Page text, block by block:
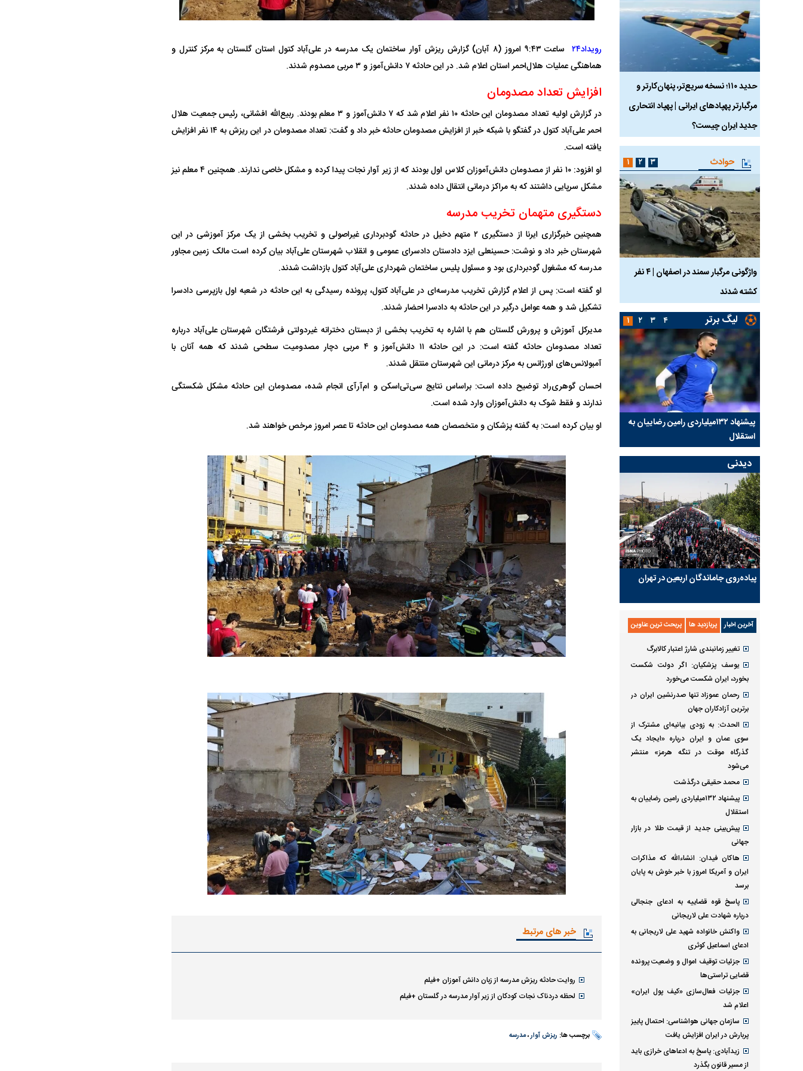
رویداد۲۴
ساعت ۹:۴۳ امروز (۸ آبان) گزارش ریزش آوار ساختمان یک مدرسه در علی‌آباد کتول استان گلستان به مرکز کنترل و
هماهنگی عملیات هلال‌احمر استان اعلام شد. در این حادثه ۷ دانش‌آموز و ۳ مربی مصدوم شدند.
افزایش تعداد مصدومان
در گزارش اولیه تعداد مصدومان این حادثه ۱۰ نفر اعلام شد که ۷ دانش‌آموز و ۳ معلم بودند. ربیع‌الله افشانی، رئیس جمعیت هلال
احمر علی‌آباد کتول در گفتگو با شبکه خبر از افزایش مصدومان حادثه خبر داد و گفت: تعداد مصدومان در این ریزش به ۱۴ نفر افزایش
یافته است.
او افزود: ۱۰ نفر از مصدومان دانش‌آموزان کلاس اول بودند که از زیر آوار نجات پیدا کرده و مشکل خاصی ندارند. همچنین ۴ معلم نیز
مشکل سرپایی داشتند که به مراکز درمانی انتقال داده شدند.
دستگیری متهمان تخریب مدرسه
همچنین خبرگزاری ایرنا از دستگیری ۲ متهم دخیل در حادثه گودبرداری غیراصولی و تخریب بخشی از یک مرکز آموزشی در این
شهرستان خبر داد و نوشت: حسینعلی ایزد دادستان دادسرای عمومی و انقلاب شهرستان علی‌آباد بیان کرده است مالک زمین مجاور
مدرسه که مشغول گودبرداری بود و مسئول پلیس ساختمان شهرداری علی‌آباد کتول بازداشت شدند.
او گفته است: پس از اعلام گزارش تخریب مدرسه‌ای در علی‌آباد کتول، پرونده رسیدگی به این حادثه در شعبه اول بازپرسی دادسرا
تشکیل شد و همه عوامل درگیر در این حادثه به دادسرا احضار شدند.
مدیرکل آموزش و پرورش گلستان هم با اشاره به تخریب بخشی از دبستان دخترانه غیردولتی فرشتگان شهرستان علی‌آباد درباره
تعداد مصدومان حادثه گفته است: در این حادثه ۱۱ دانش‌آموز و ۴ مربی دچار مصدومیت سطحی شدند که همه آنان با
آمبولانس‌های اورژانس به مرکز درمانی این شهرستان منتقل شدند.
احسان گوهری‌راد توضیح داده است: براساس نتایج سی‌تی‌اسکن و ام‌آرآی انجام شده، مصدومان این حادثه مشکل شکستگی
ندارند و فقط شوک به دانش‌آموزان وارد شده است.
او بیان کرده است: به گفته پزشکان و متخصصان همه مصدومان این حادثه تا عصر امروز مرخص خواهند شد.
خبر های مرتبط
روایت حادثه ریزش مدرسه از زبان دانش آموزان +فیلم
لحظه دردناک نجات کودکان از زیر آوار مدرسه در گلستان +فیلم
برچسب ها: ریزش آوار،مدرسه
حدید ۱۱۰؛ نسخه سریع‌تر، پنهان‌کارتر و
مرگبارتر پهپادهای ایرانی | پهپاد انتحاری
جدید ایران چیست؟
هواپیمای مرموز E-11A BACN چیست؟
چیست؟
مرگبارتر پهپادهای ایرانی | پهپاد انتحاری
جدید ایران چیست؟
حوادث
واژگونی مرگبار سمند در اصفهان | ۴ نفر
کشته شدند
عکس| ماجرای کشف جسد ناشناس که
توسط حیوانات خورده شد
مرگ دلخراش دختر ۱۸ ساله بر اثر برق
گرفتگی
کشته شدند
توسط حیوانات خورده شد
۱ ۲ ۳
لیگ برتر
پیشنهاد ۱۳۲میلیاردی رامین رضاییان به
استقلال
بازگشت اندونگ به استقلال منتفی شد؛
ابهام بزرگ درباره قرارداد یاسر آسانی؛
پرسپولیس در انتظار سه خرید کلیدی
۱ ۲ ۳ ۴
دیدنی
پیاده‌روی جاماندگان اربعین در تهران
آخرین اخبار پربازدید ها پربحث ترین عناوین
تغییر زمانبندی‌ شارژ اعتبار کالابرگ
یوسف پزشکیان: اگر دولت شکست
بخورد، ایران شکست می‌خورد
رحمان عموزاد تنها صدرنشین ایران در
برترین آزادکاران جهان
الحدث: به زودی بیانیه‌ای مشترک از
سوی عمان و ایران درباره «ایجاد یک
گذرگاه موقت در تنگه هرمز» منتشر
می‌شود
محمد حقیقی درگذشت
پیشنهاد ۱۳۲میلیاردی رامین رضاییان به
استقلال
پیش‌بینی جدید از قیمت طلا در بازار
جهانی
هاکان فیدان: انشاءالله که مذاکرات
ایران و آمریکا امروز با خبر خوش به پایان
برسد
پاسخ قوه قضاییه به ادعای جنجالی
درباره شهادت علی لاریجانی
واکنش خانواده شهید علی لاریجانی به
ادعای اسماعیل کوثری
جزئیات توقیف اموال و وضعیت پرونده
قضایی تراستی‌ها
جزئیات فعال‌سازی «کیف پول ایران»
اعلام شد
سازمان جهانی هواشناسی: احتمال پاییز
پربارش در ایران افزایش یافت
زیدآبادی: پاسخ به ادعا‌های خرازی باید
از مسیر قانون بگذرد